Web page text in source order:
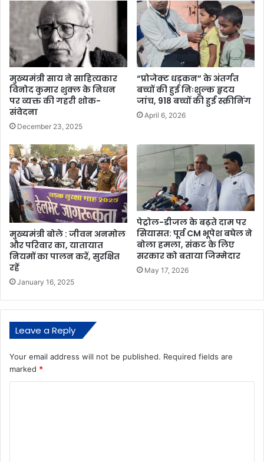
मुख्यमंत्री साय ने साहित्यकार
विनोद कुमार शुक्ल के निधन
पर व्यक्त की गहरी शोक-
संवेदना
December 23, 2025
“प्रोजेक्ट धड़कन” के अंतर्गत
बच्चों की हुई निःशुल्क हृदय
जांच, 918 बच्चों की हुई स्क्रीनिंग
April 6, 2026
मुख्यमंत्री बोले : जीवन अनमोल
और परिवार का, यातायात
नियमों का पालन करें, सुरक्षित
रहें
January 16, 2025
पेट्रोल-डीजल के बढ़ते दाम पर
सियासत: पूर्व CM भूपेश बघेल ने
बोला हमला, संकट के लिए
सरकार को बताया जिम्मेदार
May 17, 2026
Leave a Reply
Your email address will not be published. Required fields are
marked *